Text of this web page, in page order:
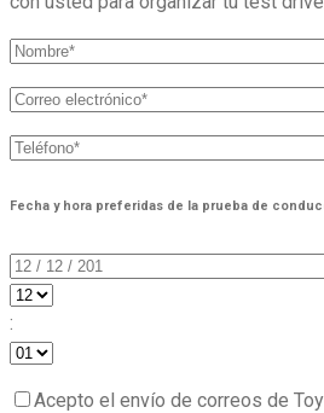
Fecha y hora preferidas de la prueba de
:
Acepto el envío de correos de